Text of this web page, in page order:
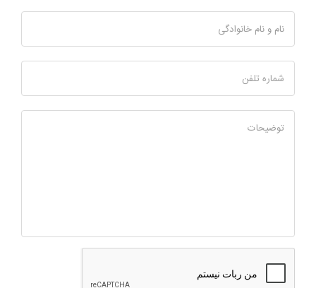
نام و نام خانوادگی
شماره تلفن
توضیحات